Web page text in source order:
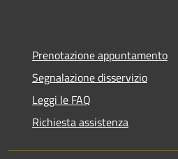
Prenotazione appuntamento
Segnalazione disservizio
Leggi le FAQ
Richiesta assistenza